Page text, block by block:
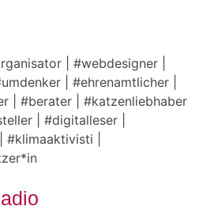
| #webdesigner |
| #ehrenamtlicher |
| #berater | #katzenliebhaber
| #digitalleser |
|